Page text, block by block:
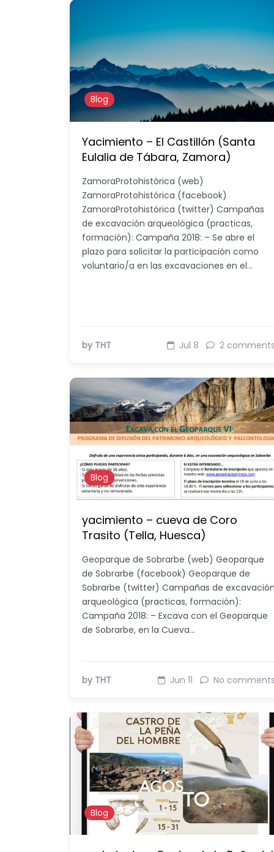
Blog
Yacimiento – El Castillón (Santa
Eulalia de Tábara, Zamora)
ZamoraProtohistórica (web)
ZamoraProtohistórica (facebook)
ZamoraProtohistórica (twitter) Campañas
de excavación arqueológica (practicas,
formación): Campaña 2018: – Se abre el
plazo para solicitar la participación como
voluntario/a en las excavaciones en el…
by THT Jul 8 2 comments
Blog
yacimiento – cueva de Coro
Trasito (Tella, Huesca)
Geoparque de Sobrarbe (web) Geoparque
de Sobrarbe (facebook) Geoparque de
Sobrarbe (twitter) Campañas de excavación
arqueológica (practicas, formación):
Campaña 2018: – Excava con el Geoparque
de Sobrarbe, en la Cueva…
by THT Jun 11 No comments
Blog